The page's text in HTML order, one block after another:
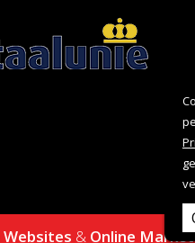
Websites & Online